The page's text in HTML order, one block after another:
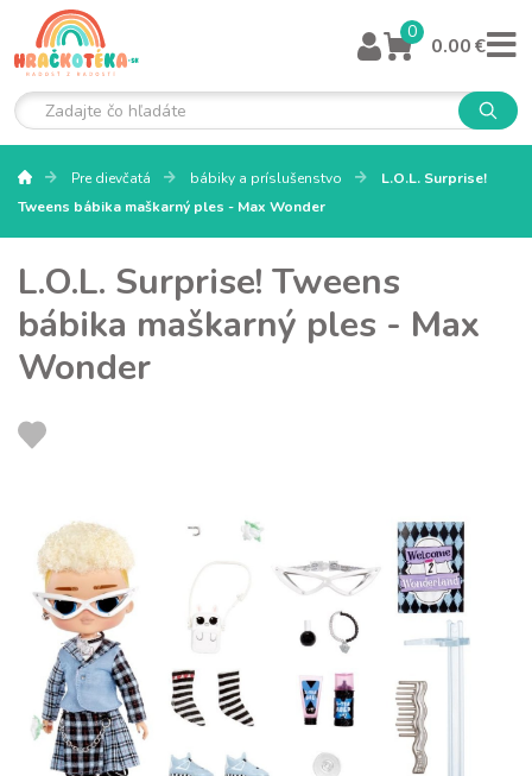
0
0.00 €
Pre dievčatá bábiky a príslušenstvo
L.O.L. Surprise!
Tweens bábika maškarný ples - Max Wonder
L.O.L. Surprise! Tweens
bábika maškarný ples - Max
Wonder